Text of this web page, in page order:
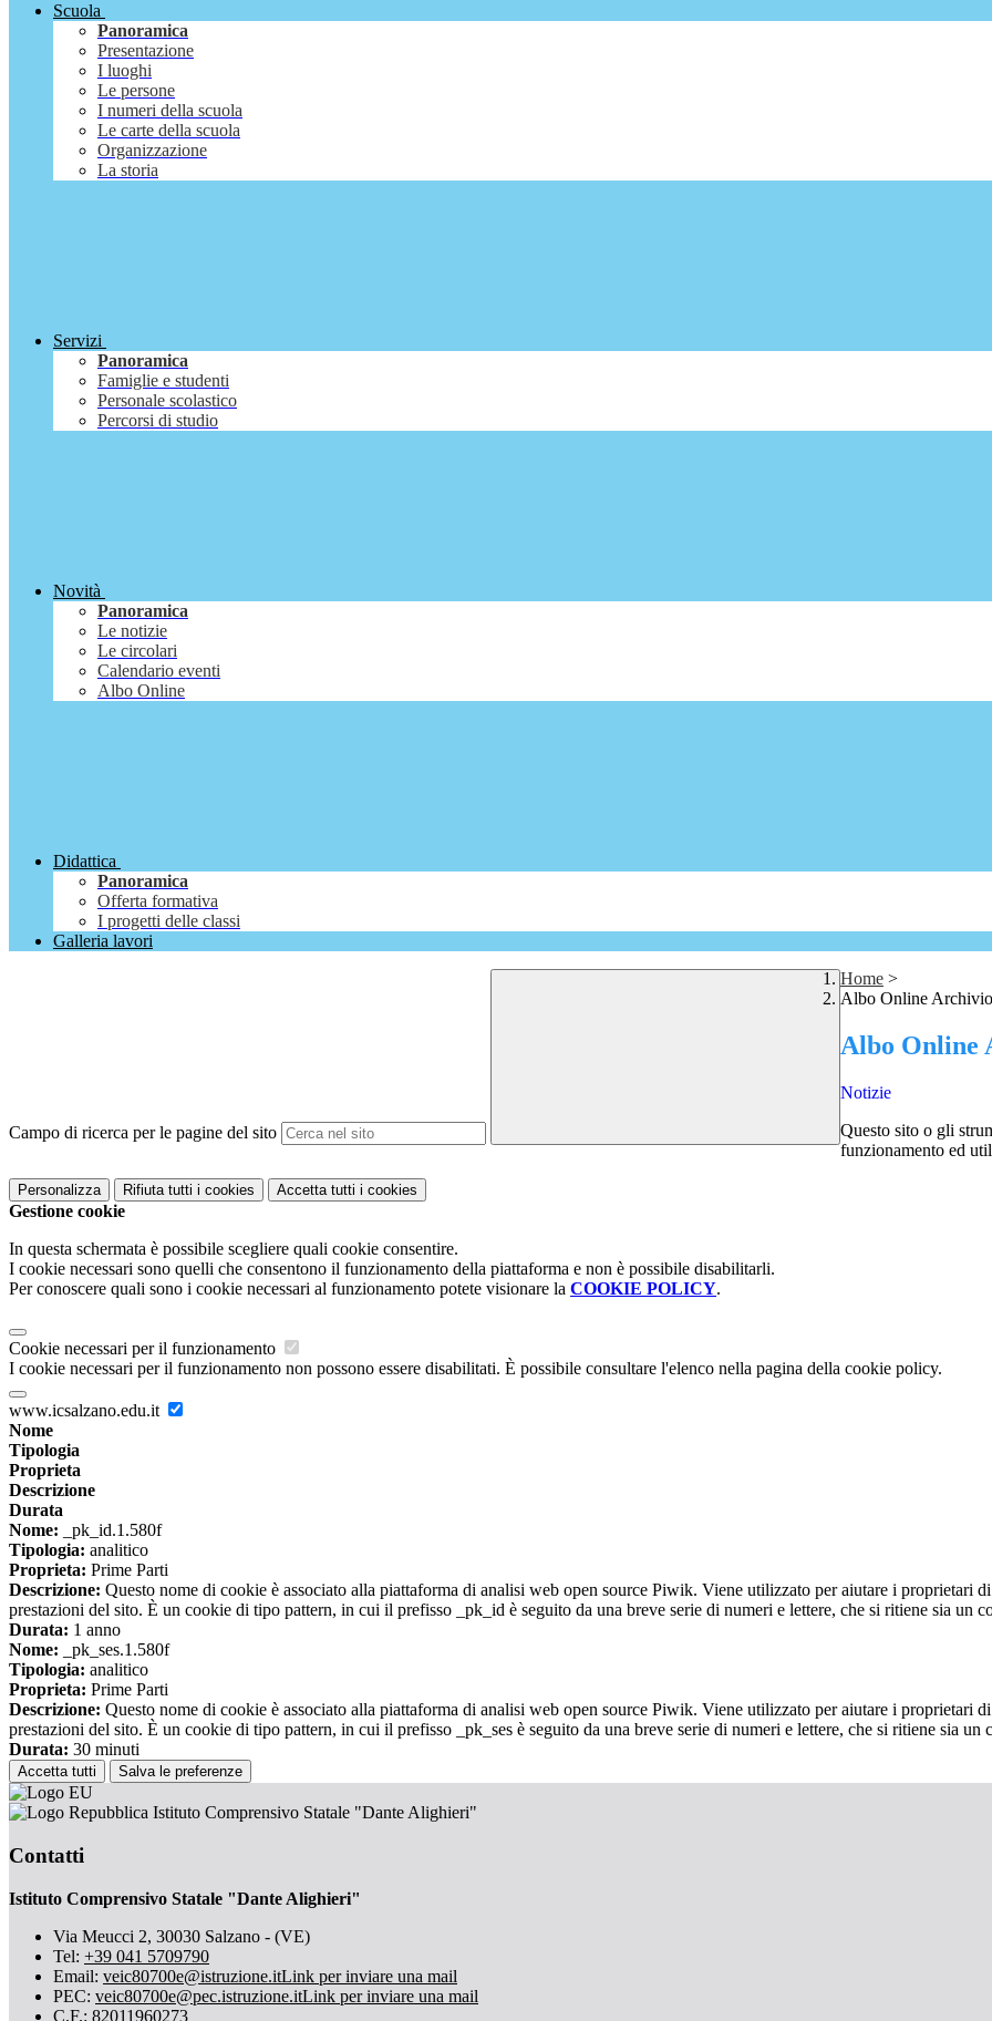
Scuola
Panoramica
Presentazione
I luoghi
Le persone
I numeri della scuola
Le carte della scuola
Organizzazione
La storia
Servizi
Panoramica
Famiglie e studenti
Personale scolastico
Percorsi di studio
Novità
Panoramica
Le notizie
Le circolari
Calendario eventi
Albo Online
Didattica
Panoramica
Offerta formativa
I progetti delle classi
Galleria lavori
Campo di ricerca per le pagine del sito
Home >
Albo Online
Albo Online
Notizie
Questo sito o gli
funzionamento ed
Personalizza Rifiuta tutti i cookies Accetta tutti i cookies
Gestione cookie
In questa schermata è possibile scegliere quali cookie consentire.
I cookie necessari sono quelli che consentono il funzionamento della piattaforma e non è possibile disabilitarli.
Per conoscere quali sono i cookie necessari al funzionamento potete visionare la COOKIE POLICY.
Cookie necessari per il funzionamento
I cookie necessari per il funzionamento non possono essere disabilitati. È possibile consultare l'elenco nella pagina della cookie policy.
www.icsalzano.edu.it
Nome
Tipologia
Proprieta
Descrizione
Durata
Nome: _pk_id.1.580f
Tipologia: analitico
Proprieta: Prime Parti
Descrizione: Questo nome di cookie è associato alla piattaforma di analisi web open source Piwik. Viene utilizzato per aiutare i proprietari
prestazioni del sito. È un cookie di tipo pattern, in cui il prefisso _pk_id è seguito da una breve serie di numeri e lettere, che si ritiene sia un
Durata: 1 anno
Nome: _pk_ses.1.580f
Tipologia: analitico
Proprieta: Prime Parti
Descrizione: Questo nome di cookie è associato alla piattaforma di analisi web open source Piwik. Viene utilizzato per aiutare i proprietari
prestazioni del sito. È un cookie di tipo pattern, in cui il prefisso _pk_ses è seguito da una breve serie di numeri e lettere, che si ritiene sia
Durata: 30 minuti
Accetta tutti Salva le preferenze
Istituto Comprensivo Statale "Dante Alighieri"
Contatti
Istituto Comprensivo Statale "Dante Alighieri"
Via Meucci 2, 30030 Salzano - (VE)
Tel: +39 041 5709790
Email: veic80700e@istruzione.itLink per inviare una mail
PEC: veic80700e@pec.istruzione.itLink per inviare una mail
C.F.: 82011960273